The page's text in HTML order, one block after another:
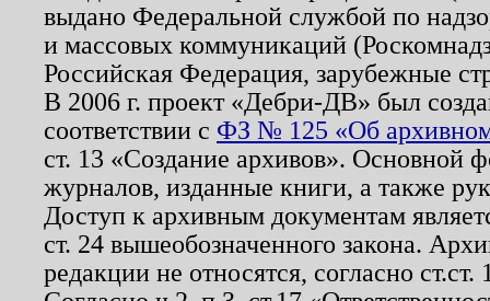
выдано Федеральной службой по
и массовых коммуникаций
Российская Федерация, зарубежные
В 2006 г. проект «Дебри-ДВ» был
соответствии с ФЗ № 125 «Об
ст. 13 «Создание архивов». Основной
журналов, изданные книги, а также
Доступ к архивным документам
ст. 24 вышеобозначенного закона.
редакции не относятся, согласно